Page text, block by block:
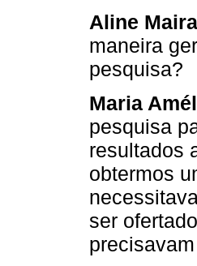
Aline
maneira
pesquisa?
Maria
pesquisa
resultados
obtermos
ser